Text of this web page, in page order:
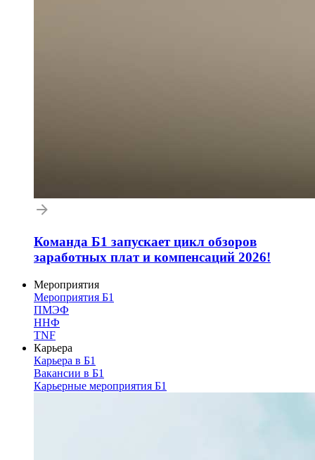
Команда Б1 запускает цикл обзоров
заработных плат и компенсаций 2026!
Мероприятия
Мероприятия Б1
ПМЭФ
ННФ
TNF
Карьера
Карьера в Б1
Вакансии в Б1
Карьерные мероприятия Б1